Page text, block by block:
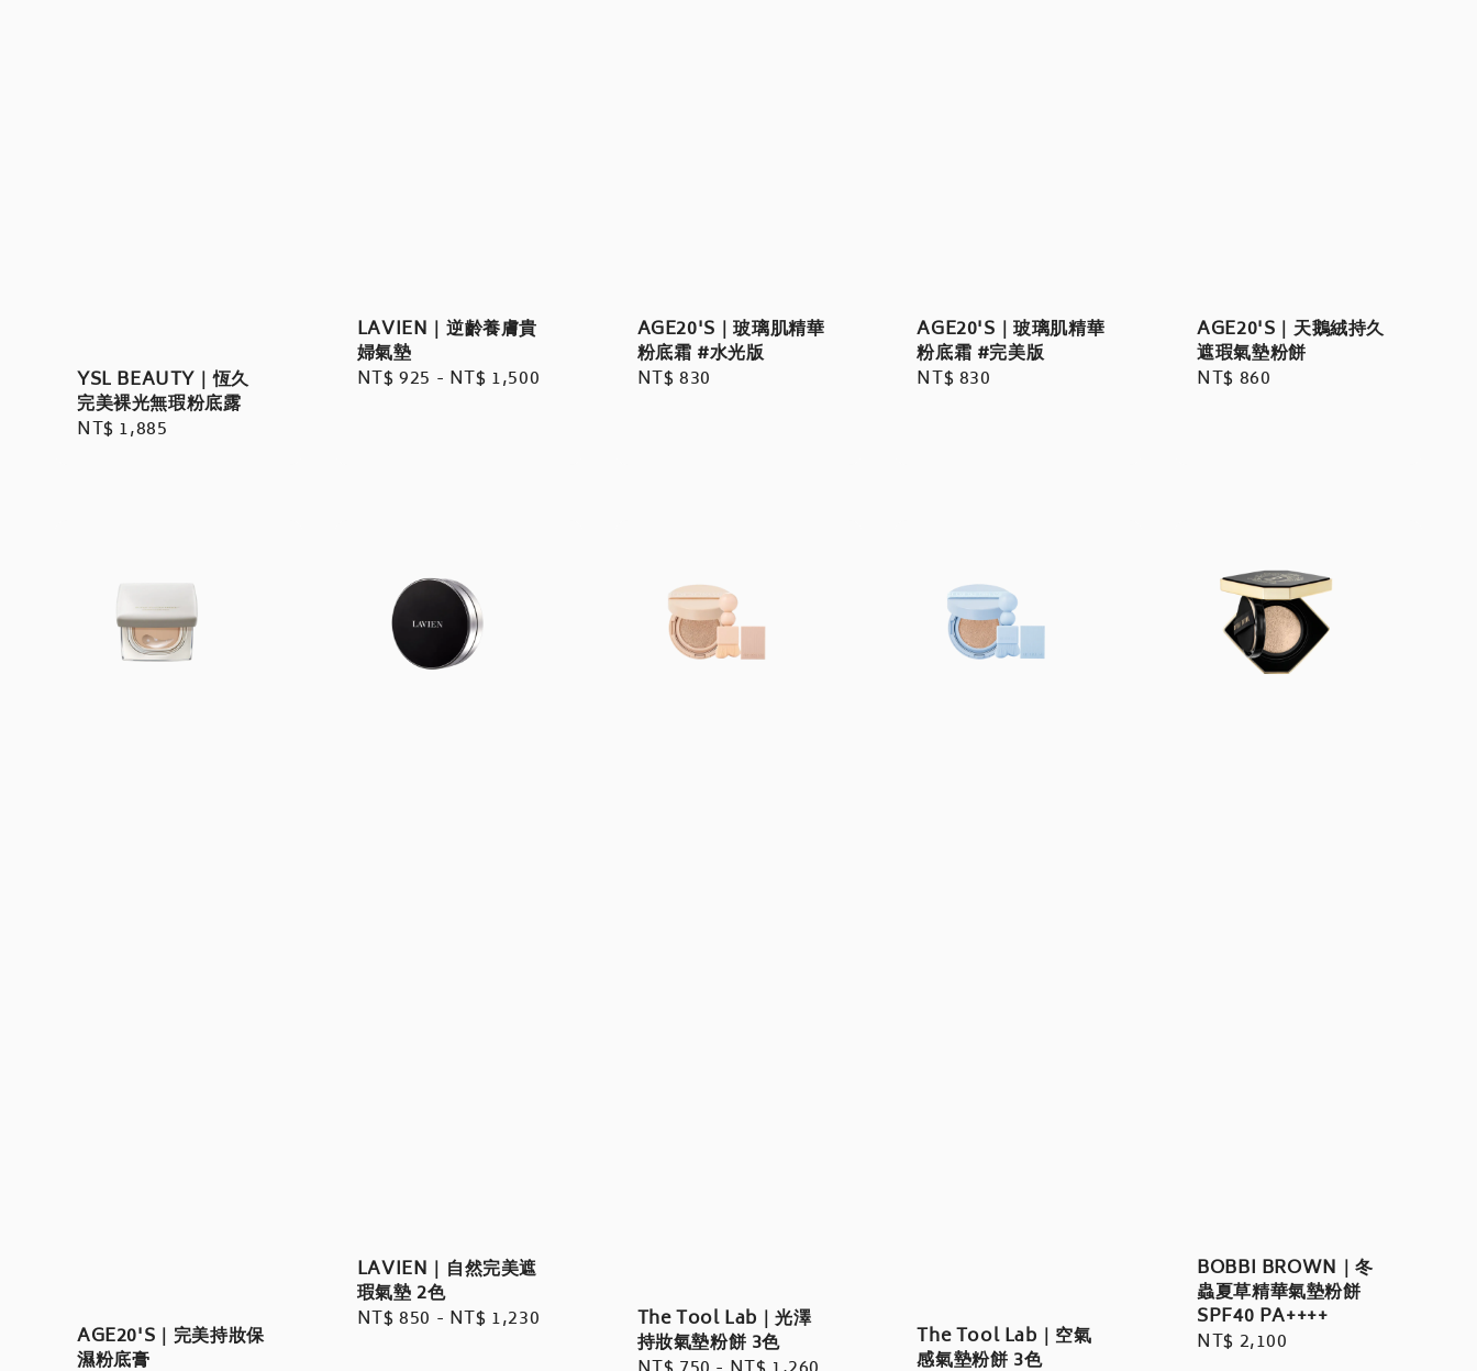
YSL BEAUTY｜恆久
完美裸光無瑕粉底露
Regular
NT$ 1,885
LAVIEN｜逆齡養膚貴
婦氣墊
Regular
NT$ 925 - NT$ 1,500
AGE20'S｜玻璃肌精華
粉底霜 #水光版
Regular
NT$ 830
AGE20'S｜玻璃肌精華
粉底霜 #完美版
Regular
NT$ 830
AGE20'S｜天鵝絨持久
遮瑕氣墊粉餅
Regular
NT$ 860
AGE20'S｜完美持妝保
濕粉底膏
LAVIEN｜自然完美遮
瑕氣墊 2色
Regular
NT$ 850 - NT$ 1,230 The Tool Lab｜光澤
持妝氣墊粉餅 3色
The Tool Lab｜空氣
感氣墊粉餅 3色
BOBBI BROWN｜冬
蟲夏草精華氣墊粉餅
SPF40 PA++++
Regular
NT$ 2,100